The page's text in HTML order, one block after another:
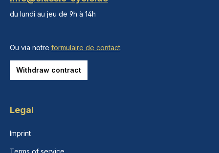
du lundi au jeu de 9h à 14h
Ou via notre formulaire de contact.
Withdraw contract
Legal
Imprint